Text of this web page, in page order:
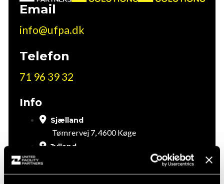
Email
info@ufpa.dk
Telefon
71 96 39 32
Info
Sjælland
Tømrervej 7, 4600 Køge
Jylland
CVR: